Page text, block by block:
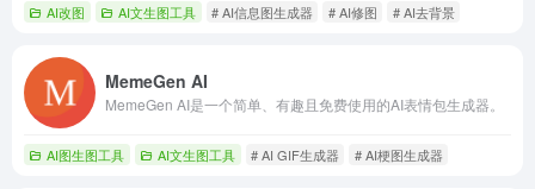
AI改图 AI文生图工具 # AI信息图生成器 # AI修图 # AI去背景
MemeGen AI
MemeGen AI是一个简单、有趣且免费使用的AI表情包生成器。
AI图生图工具 AI文生图工具 # AI GIF生成器 # AI梗图生成器